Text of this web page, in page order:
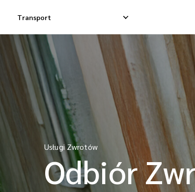
Transport
Krajowa Dostawa Ekspresowa
Krajowa Dostawa Dropshippingowa
Krajowa Dostawa Towarowa
Usługi Zwrotów
Odbiór